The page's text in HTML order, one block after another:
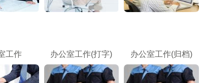
工作 办公室工作(打字) 办公室工作(归档)